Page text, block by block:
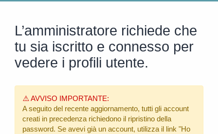
L’amministratore richiede che
tu sia iscritto e connesso per
vedere i profili utente.
⚠️ AVVISO IMPORTANTE:
A seguito del recente aggiornamento, tutti gli account
creati in precedenza richiedono il ripristino della
password. Se avevi già un account, utilizza il link "Ho